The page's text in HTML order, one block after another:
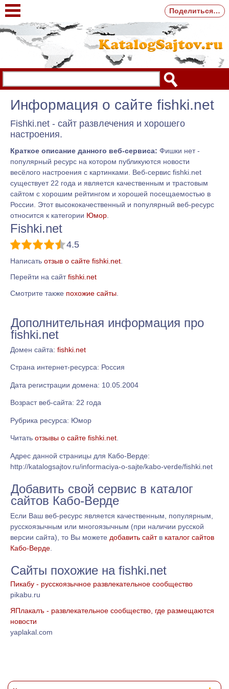
Информация о сайте fishki.net
Fishki.net - сайт развлечения и хорошего
настроения.
Краткое описание данного веб-сервиса: Фишки нет -
популярный ресурс на котором публикуются новости
весёлого настроения с картинками. Веб-сервис fishki.net
существует 22 года и является качественным и трастовым
сайтом с хорошим рейтингом и хорошей посещаемостью в
России. Этот высококачественный и популярный веб-ресурс
относится к категории Юмор
Fishki.net
4.5
Написать отзыв о сайте fishki.net
Перейти на сайтfishki.net
Смотрите также похожие сайты
Дополнительная информация про
fishki.net
Домен сайта: fishki.net
Страна интернет-ресурса: Россия
Дата регистрации домена: 10.05.2004
Возраст веб-сайта: 22 года
Рубрика ресурса: Юмор
Читать отзывы о сайте fishki.net
Адрес данной страницы для Кабо-Верде:
http://katalogsajtov.ru/informaciya-o-sajte/kabo-verde/fishki.net
Добавить свой сервис в каталог
сайтов Кабо-Верде
Если Ваш веб-ресурс является качественным, популярным,
русскоязычным или многоязычным (при наличии русской
версии сайта), то Вы можете добавить сайтв каталог сайтов
Кабо-Верде
Сайты похожие на fishki.net
Пикабу - русскоязычное развлекательное сообщество
pikabu.ru
ЯПлакалъ - развлекательное сообщество, где размещаются
новости
yaplakal.com
Поделиться…